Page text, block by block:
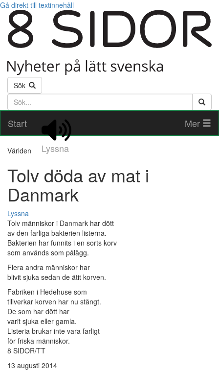
Gå direkt till textinnehåll
Sök
Söktext
Start
Lyssna
Mer
Världen
Tolv döda av mat i
Danmark
Lyssna
Tolv människor i Danmark har dött
av den farliga bakterien listerna.
Bakterien har funnits i en sorts korv
som används som pålägg.
Flera andra människor har
blivit sjuka sedan de ätit korven.
Fabriken i Hedehuse som
tillverkar korven har nu stängt.
De som har dött har
varit sjuka eller gamla.
Listeria brukar inte vara farligt
för friska människor.
8 SIDOR/TT
13 augusti 2014